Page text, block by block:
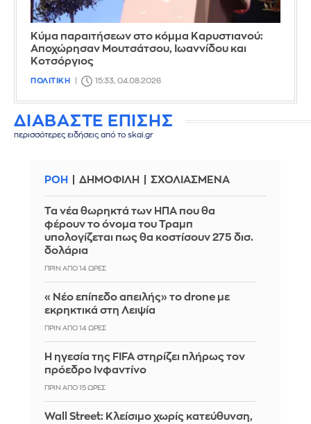
Κύμα παραιτήσεων στο κόμμα Καρυστιανού:
Αποχώρησαν Μουτσάτσου, Ιωαννίδου και
Κοτσόργιος
ΠΟΛΙΤΙΚΗ 15:33, 04.08.2026
ΔΙΑΒΑΣΤΕ ΕΠΙΣΗΣ
περισσότερες ειδήσεις από το skai.gr
ΡΟΗ ΔΗΜΟΦΙΛΗ ΣΧΟΛΙΑΣΜΕΝΑ
Τα νέα θωρηκτά των ΗΠΑ που θα
φέρουν το όνομα του Τραμπ
υπολογίζεται πως θα κοστίσουν 275 δισ.
δολάρια
ΠΡΙΝ ΑΠΌ 14 ΏΡΕΣ
«Νέο επίπεδο απειλής» το drone με
εκρηκτικά στη Λειψία
ΠΡΙΝ ΑΠΌ 14 ΏΡΕΣ
Η ηγεσία της FIFA στηρίζει πλήρως τον
πρόεδρο Ινφαντίνο
ΠΡΙΝ ΑΠΌ 15 ΏΡΕΣ
Wall Street: Κλείσιμο χωρίς κατεύθυνση,